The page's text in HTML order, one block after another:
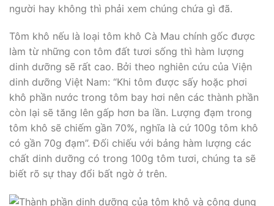
người hay không thì phải xem chúng chứa gì đã.
Tôm khô nếu là loại tôm khô Cà Mau chính gốc được
làm từ những con tôm đất tươi sống thì hàm lượng
dinh dưỡng sẽ rất cao. Bởi theo nghiên cứu của Viện
dinh dưỡng Việt Nam: “Khi tôm được sấy hoặc phơi
khô phần nước trong tôm bay hơi nên các thành phần
còn lại sẽ tăng lên gấp hơn ba lần. Lượng đạm trong
tôm khô sẽ chiếm gần 70%, nghĩa là cứ 100g tôm khô
có gần 70g đạm”. Đối chiếu với bảng hàm lượng các
chất dinh dưỡng có trong 100g tôm tươi, chúng ta sẽ
biết rõ sự thay đổi bất ngờ ở trên.